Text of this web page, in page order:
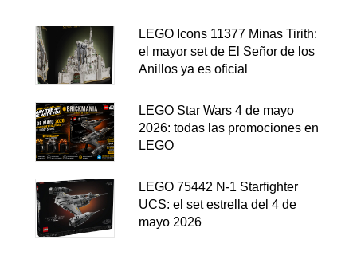
LEGO Icons 11377 Minas Tirith:
el mayor set de El Señor de los
Anillos ya es oficial
LEGO Star Wars 4 de mayo
2026: todas las promociones en
LEGO
LEGO 75442 N-1 Starfighter
UCS: el set estrella del 4 de
mayo 2026